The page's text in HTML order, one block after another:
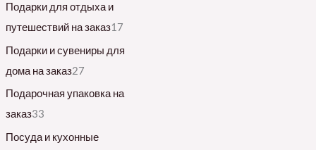
Подарки для отдыха и
путешествий на заказ17
Подарки и сувениры для
дома на заказ27
Подарочная упаковка на
заказ33
Посуда и кухонные